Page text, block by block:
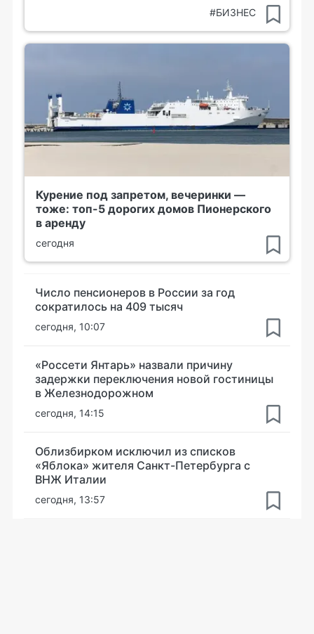
#БИЗНЕС
Курение под запретом, вечеринки —
тоже: топ-5 дорогих домов Пионерского
в аренду
сегодня
Число пенсионеров в России за год
сократилось на 409 тысяч
сегодня, 10:07
«Россети Янтарь» назвали причину
задержки переключения новой гостиницы
в Железнодорожном
сегодня, 14:15
Облизбирком исключил из списков
«Яблока» жителя Санкт-Петербурга с
ВНЖ Италии
сегодня, 13:57